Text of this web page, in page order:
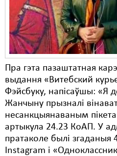
Пра гэта пазаштатная
выдання «Витебский
Фэйсбуку, напісаўшы: «Я
Жанчыну прызналі
несанкцыянаваным
артыкула 24.23 КоАП. У
пратаколе былі згаданыя
Instagram і
КПЧ ААН
Культурныя правы
ЛПП
Мігранты
Мірныя сходы
Палітвязьні
Праваабаронцы
Правы дзіцяці